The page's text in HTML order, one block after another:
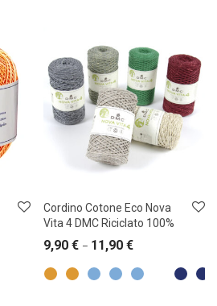
Cordino Cotone Eco Nova
Vita 4 DMC Riciclato 100%
9,90 € – 11,90 €